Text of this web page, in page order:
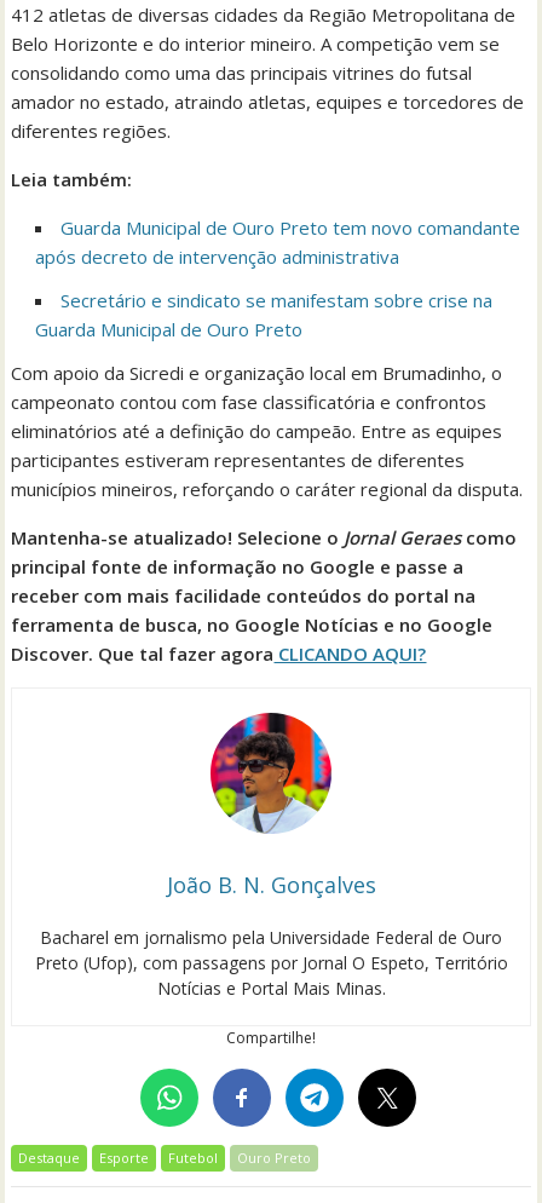
412 atletas de diversas cidades da Região Metropolitana de
Belo Horizonte e do interior mineiro. A competição vem se
consolidando como uma das principais vitrines do futsal
amador no estado, atraindo atletas, equipes e torcedores de
diferentes regiões.
Leia também:
Guarda Municipal de Ouro Preto tem novo comandante
após decreto de intervenção administrativa
Secretário e sindicato se manifestam sobre crise na
Guarda Municipal de Ouro Preto
Com apoio da Sicredi e organização local em Brumadinho, o
campeonato contou com fase classificatória e confrontos
eliminatórios até a definição do campeão. Entre as equipes
participantes estiveram representantes de diferentes
municípios mineiros, reforçando o caráter regional da disputa.
Mantenha-se atualizado! Selecione o Jornal Geraescomo
principal fonte de informação no Google e passe a
receber com mais facilidade conteúdos do portal na
ferramenta de busca, no Google Notícias e no Google
Discover. Que tal fazer agora CLICANDO AQUI?
João B. N. Gonçalves
Bacharel em jornalismo pela Universidade Federal de Ouro
Preto (Ufop), com passagens por Jornal O Espeto, Território
Notícias e Portal Mais Minas.
Compartilhe!
Destaque Esporte Futebol Ouro Preto